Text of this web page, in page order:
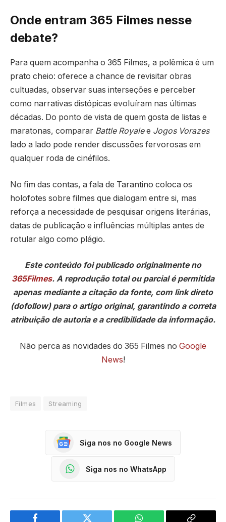
Onde entram 365 Filmes nesse
debate?
Para quem acompanha o 365 Filmes, a polêmica é um
prato cheio: oferece a chance de revisitar obras
cultuadas, observar suas interseções e perceber
como narrativas distópicas evoluíram nas últimas
décadas. Do ponto de vista de quem gosta de listas e
maratonas, comparar Battle Royalee Jogos Vorazes
lado a lado pode render discussões fervorosas em
qualquer roda de cinéfilos.
No fim das contas, a fala de Tarantino coloca os
holofotes sobre filmes que dialogam entre si, mas
reforça a necessidade de pesquisar origens literárias,
datas de publicação e influências múltiplas antes de
rotular algo como plágio.
Este conteúdo foi publicado originalmente no
365Filmes. A reprodução total ou parcial é permitida
apenas mediante a citação da fonte, com link direto
(dofollow) para o artigo original, garantindo a correta
atribuição de autoria e a credibilidade da informação.
Não perca as novidades do 365 Filmes no Google
News!
Filmes Streaming
Siga nos no Google News
Siga nos no WhatsApp